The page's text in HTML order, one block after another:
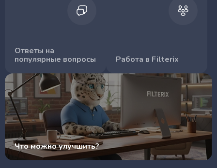
Ответы на
популярные вопросы
Работа в Filterix
Что можно улучшить?